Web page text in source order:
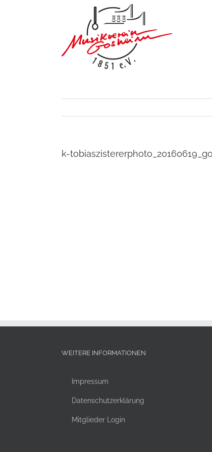
k-
WEITERE INFORMATIONEN
Impressum
Datenschutzerklärung
Mitglieder Login